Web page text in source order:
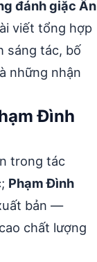
đánh giặc Ân
viết tổng hợp
sáng tác, bố
những nhận
Đình
trong tác
Phạm Đình
bản —
chất lượng